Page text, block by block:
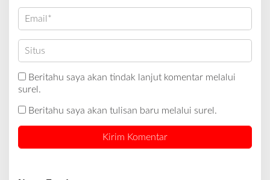
Beritahu saya akan tindak lanjut komentar melalui
surel.
Beritahu saya akan tulisan baru melalui surel.